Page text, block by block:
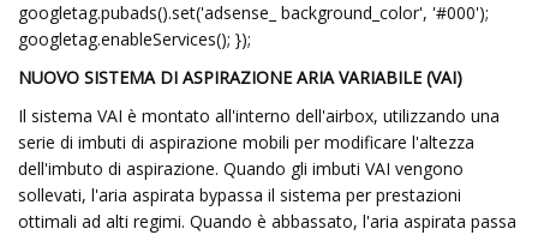
googletag.pubads().set('adsense_ background_color', '#000');
googletag.enableServices(); });
NUOVO SISTEMA DI ASPIRAZIONE ARIA VARIABILE (VAI)
Il sistema VAI è montato all'interno dell'airbox, utilizzando una
serie di imbuti di aspirazione mobili per modificare l'altezza
dell'imbuto di aspirazione. Quando gli imbuti VAI vengono
sollevati, l'aria aspirata bypassa il sistema per prestazioni
ottimali ad alti regimi. Quando è abbassato, l'aria aspirata passa